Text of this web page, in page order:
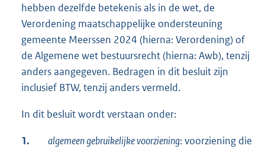
hebben dezelfde betekenis als in de wet, de
Verordening maatschappelijke ondersteuning
gemeente Meerssen 2024 (hierna: Verordening) of
de Algemene wet bestuursrecht (hierna: Awb), tenzij
anders aangegeven. Bedragen in dit besluit zijn
inclusief BTW, tenzij anders vermeld.
In dit besluit wordt verstaan onder:
1. algemeen gebruikelijke voorziening: voorziening die